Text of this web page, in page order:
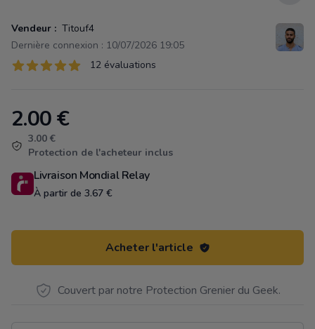
Vendeur : Titouf4
Dernière connexion : 10/07/2026 19:05
Évaluations
12 sur 5 étoiles 12 évaluations
Product information
2.00€
3.00 €
Protection de l'acheteur inclus
Livraison Mondial Relay
À partir de 3.67 €
Acheter l'article
Couvert par notre Protection Grenier du Geek.